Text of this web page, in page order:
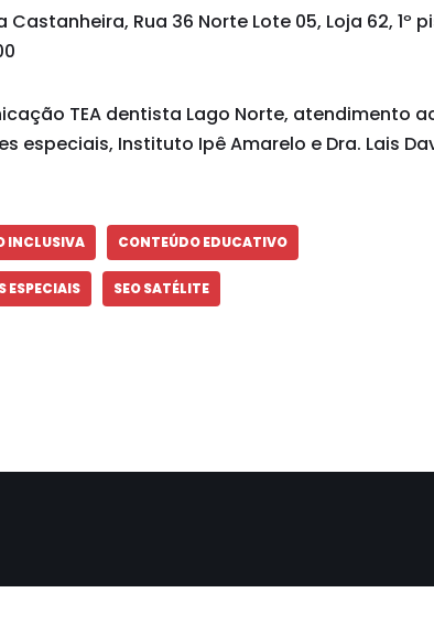
Rua 36 Norte Lote 05, Loja 62, 1º
TEA dentista Lago Norte, atendimento
especiais, Instituto Ipê Amarelo e Dra. Lais
INCLUSIVA CONTEÚDO EDUCATIVO
ESPECIAIS SEO SATÉLITE